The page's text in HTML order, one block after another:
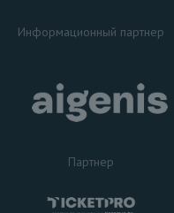
Информационный партнер
Партнер